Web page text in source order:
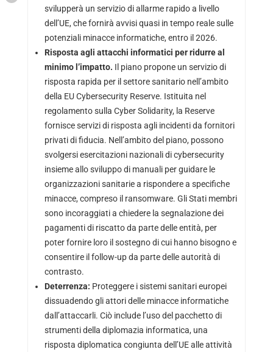
svilupperà un servizio di allarme rapido a livello
dell’UE, che fornirà avvisi quasi in tempo reale sulle
potenziali minacce informatiche, entro il 2026.
Risposta agli attacchi informatici per ridurre al
minimo l’impatto. Il piano propone un servizio di
risposta rapida per il settore sanitario nell’ambito
della EU Cybersecurity Reserve. Istituita nel
regolamento sulla Cyber Solidarity, la Reserve
fornisce servizi di risposta agli incidenti da fornitori
privati di fiducia. Nell’ambito del piano, possono
svolgersi esercitazioni nazionali di cybersecurity
insieme allo sviluppo di manuali per guidare le
organizzazioni sanitarie a rispondere a specifiche
minacce, compreso il ransomware. Gli Stati membri
sono incoraggiati a chiedere la segnalazione dei
pagamenti di riscatto da parte delle entità, per
poter fornire loro il sostegno di cui hanno bisogno e
consentire il follow-up da parte delle autorità di
contrasto.
Deterrenza: Proteggere i sistemi sanitari europei
dissuadendo gli attori delle minacce informatiche
dall’attaccarli. Ciò include l’uso del pacchetto di
strumenti della diplomazia informatica, una
risposta diplomatica congiunta dell’UE alle attività